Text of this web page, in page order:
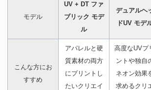
モデル
UV + DT ファ
ブリック モデ
ル
デュアルヘ
ドUV モデ
こんな方にお
すすめ
アパレルと硬
質素材の両方
にプリントし
たいクリエイ
高度なUVプ
ントや独自
ネオン効果
求めるクリ